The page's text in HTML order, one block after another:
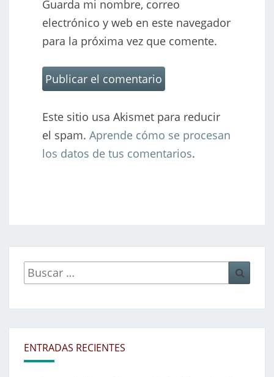
Guarda mi nombre, correo
electrónico y web en este navegador
para la próxima vez que comente.
Este sitio usa Akismet para reducir
el spam. Aprende cómo se procesan
los datos de tus comentarios.
Buscar
por:
ENTRADAS RECIENTES